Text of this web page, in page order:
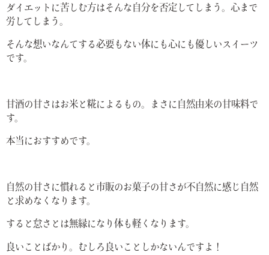
ダイエットに苦しむ方はそんな自分を否定してしまう。心まで
労してしまう。
そんな想いなんてする必要もない体にも心にも優しいスイーツ
です。
甘酒の甘さはお米と糀によるもの。まさに自然由来の甘味料で
す。
本当におすすめです。
自然の甘さに慣れると市販のお菓子の甘さが不自然に感じ自然
と求めなくなります。
すると怠さとは無縁になり体も軽くなります。
良いことばかり。むしろ良いことしかないんですよ！